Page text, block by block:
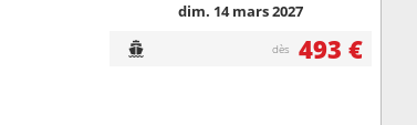
dim. 14 mars 2027
dès 493 €